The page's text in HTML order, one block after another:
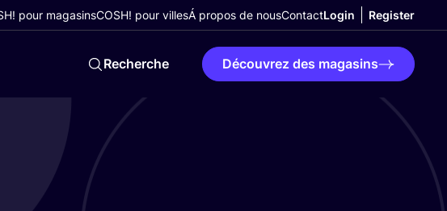
pour magasinsCOSH! pour villesÁ propos de nousContactLogin Register
Recherche Découvrez des magasins